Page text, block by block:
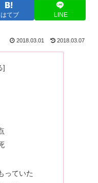
はてブ LINE
2018.03.01 2018.03.07
っていた